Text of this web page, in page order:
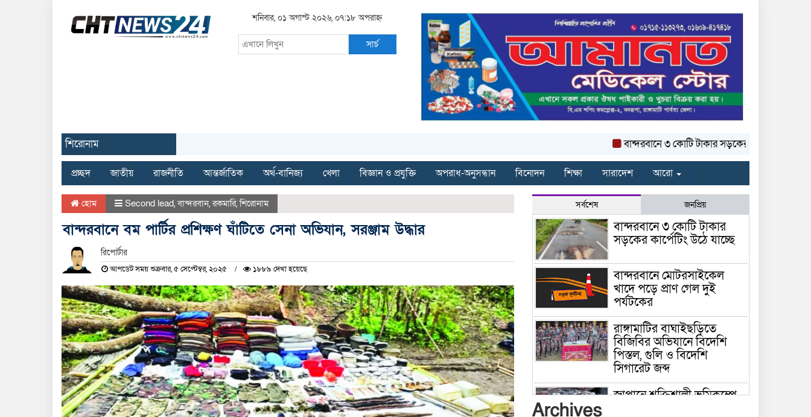
শনিবার, ০১ অগাস্ট ২০২৬, ০৭:১৮ অপরাহ্ন
সার্চ
শিরোনাম বান্দরবানে ৩ কোটি টাকার সড়কের কার্পেটিং উঠে যাচ্ছে
প্রচ্ছদ জাতীয় রাজনীতি আন্তর্জাতিক অর্থ-বানিজ্য খেলা বিজ্ঞান ও প্রযুক্তি অপরাধ-অনুসন্ধান বিনোদন শিক্ষা সারাদেশ আরো
হোম Second lead,বান্দরবান,রকমারি,শিরোনাম
বান্দরবানে বম পার্টির প্রশিক্ষণ ঘাঁটিতে সেনা অভিযান, সরঞ্জাম উদ্ধার
রিপোর্টার
আপডেট সময় শুক্রবার, ৫ সেপ্টেম্বর, ২০২৫ ১৮৮৯ দেখা হয়েছে
সর্বশেষ জনপ্রিয়
বান্দরবানে ৩ কোটি টাকার
সড়কের কার্পেটিং উঠে যাচ্ছে
বান্দরবানে মোটরসাইকেল
খাদে পড়ে প্রাণ গেল দুই
পর্যটকের
রাঙ্গামাটির বাঘাইছড়িতে
বিজিবির অভিযানে বিদেশি
পিস্তল, গুলি ও বিদেশি
সিগারেট জব্দ
জাপানে শক্তিশালী ভূমিকম্পে
Archives